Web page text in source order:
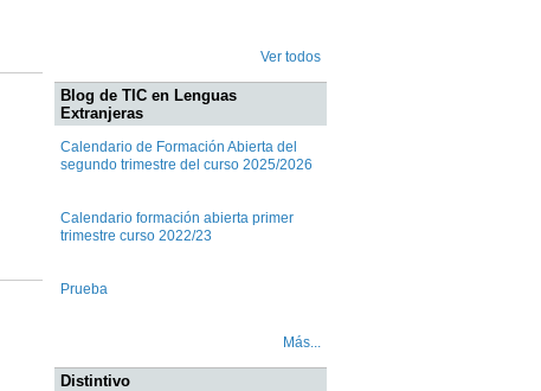
Ver todos
Blog de TIC en Lenguas
Extranjeras
Calendario de Formación Abierta del
segundo trimestre del curso 2025/2026
Calendario formación abierta primer
trimestre curso 2022/23
Prueba
Más...
Distintivo